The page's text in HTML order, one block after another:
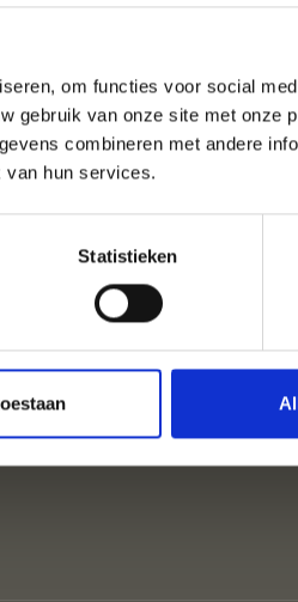
om functies voor social
gebruik van onze site met onze
combineren met andere
van hun services.
Statistieken